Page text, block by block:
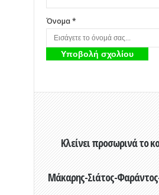
Όνομα *
Κλείνει προσωρινά το
Μάκαρης-Σιάτος-